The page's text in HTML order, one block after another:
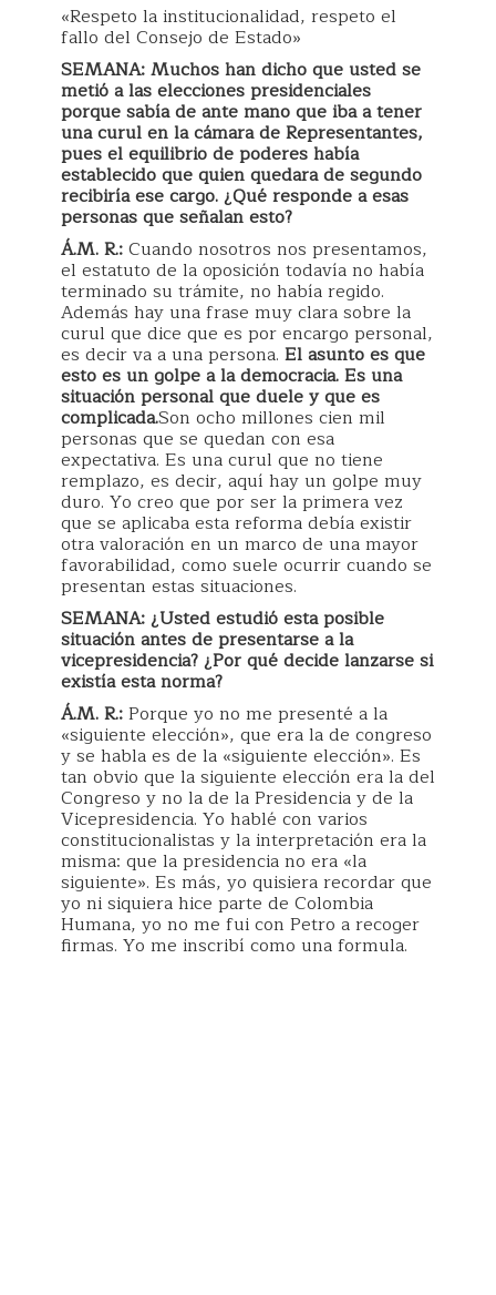
«Respeto la institucionalidad, respeto el
fallo del Consejo de Estado»
SEMANA:Muchos han dicho que usted se
metió a las elecciones presidenciales
porque sabía de ante mano que iba a tener
una curul en la cámara de Representantes,
pues el equilibrio de poderes había
establecido que quien quedara de segundo
recibiría ese cargo. ¿Qué responde a esas
personas que señalan esto?
Á.M. R.:Cuando nosotros nos presentamos,
el estatuto de la oposición todavía no había
terminado su trámite, no había regido.
Además hay una frase muy clara sobre la
curul que dice que es por encargo personal,
es decir va a una persona. El asunto es que
esto es un golpe a la democracia. Es una
situación personal que duele y que es
complicada.Son ocho millones cien mil
personas que se quedan con esa
expectativa. Es una curul que no tiene
remplazo, es decir, aquí hay un golpe muy
duro. Yo creo que por ser la primera vez
que se aplicaba esta reforma debía existir
otra valoración en un marco de una mayor
favorabilidad, como suele ocurrir cuando se
presentan estas situaciones.
SEMANA: ¿Usted estudió esta posible
situación antes de presentarse a la
vicepresidencia? ¿Por qué decide lanzarse si
existía esta norma?
Á.M. R.:Porque yo no me presenté a la
«siguiente elección», que era la de congreso
y se habla es de la «siguiente elección». Es
tan obvio que la siguiente elección era la del
Congreso y no la de la Presidencia y de la
Vicepresidencia. Yo hablé con varios
constitucionalistas y la interpretación era la
misma: que la presidencia no era «la
siguiente». Es más, yo quisiera recordar que
yo ni siquiera hice parte de Colombia
Humana, yo no me fui con Petro a recoger
firmas. Yo me inscribí como una formula.